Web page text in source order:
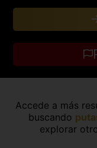
Accede a más
buscando
explorar